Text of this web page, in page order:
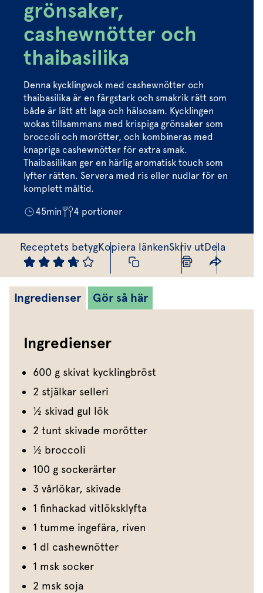
Dressing
Vinägrett
Örtolja
Kryddsmör
Oregano
Vårt sortiment
Våra färska örter
Vår sallat & gröna blad
Våra mikroörter & skott
Fixa vinägretten
Dressingen gör salladen
grönsaker,
cashewnötter och
thaibasilika
Denna kycklingwok med cashewnötter och
thaibasilika är en färgstark och smakrik rätt som
både är lätt att laga och hälsosam. Kycklingen
wokas tillsammans med krispiga grönsaker som
broccoli och morötter, och kombineras med
knapriga cashewnötter för extra smak.
Thaibasilikan ger en härlig aromatisk touch som
lyfter rätten. Servera med ris eller nudlar för en
komplett måltid.
45min 4 portioner
Receptets betygKopiera länkenSkriv utDela
Ingredienser Gör så här
Ingredienser
600 g skivat kycklingbröst
2 stjälkar selleri
1⁄2 skivad gul lök
2 tunt skivade morötter
1⁄2 broccoli
100 g sockerärter
3 vårlökar, skivade
1 finhackad vitlöksklyfta
1 tumme ingefära, riven
1 dl cashewnötter
1 msk socker
2 msk soja